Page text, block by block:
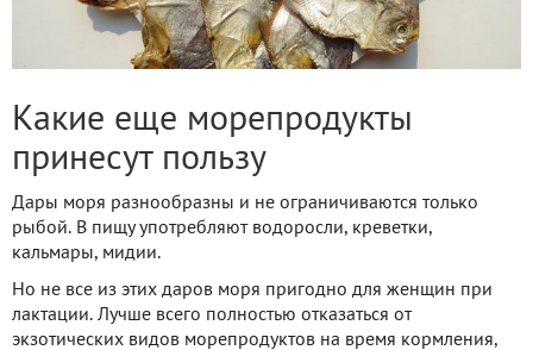
Какие еще морепродукты
принесут пользу
Дары моря разнообразны и не ограничиваются только
рыбой. В пищу употребляют водоросли, креветки,
кальмары, мидии.
Но не все из этих даров моря пригодно для женщин при
лактации. Лучше всего полностью отказаться от
экзотических видов морепродуктов на время кормления,